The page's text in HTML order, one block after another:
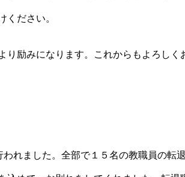
ださい。
励みになります。これからもよろしく
ました。全部で１５名の教職員の転退